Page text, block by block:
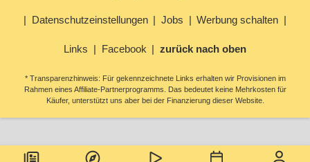
Datenschutzeinstellungen Jobs Werbung schalten
Links Facebook zurück nach oben
* Transparenzhinweis: Für gekennzeichnete Links erhalten wir Provisionen im
Rahmen eines Affiliate-Partnerprogramms. Das bedeutet keine Mehrkosten für
Käufer, unterstützt uns aber bei der Finanzierung dieser Website.